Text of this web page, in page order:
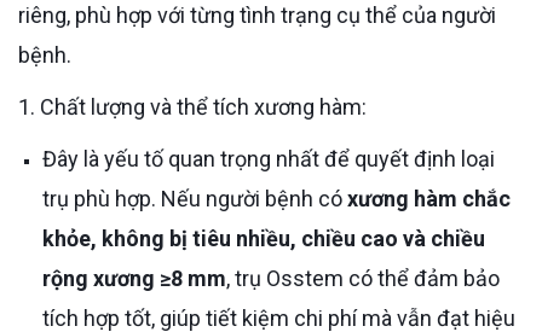
riêng, phù hợp với từng tình trạng cụ thể của người
bệnh.
1. Chất lượng và thể tích xương hàm:
Đây là yếu tố quan trọng nhất để quyết định loại
trụ phù hợp. Nếu người bệnh cóxương hàm chắc
khỏe, không bị tiêu nhiều, chiều cao và chiều
rộng xương ≥8 mm, trụ Osstem có thể đảm bảo
tích hợp tốt, giúp tiết kiệm chi phí mà vẫn đạt hiệu